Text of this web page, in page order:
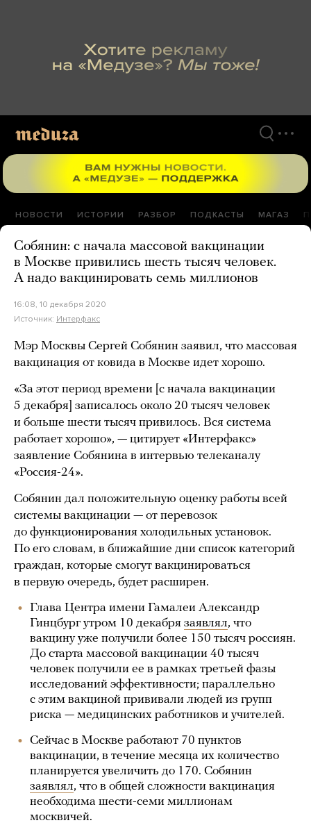
НОВОСТИ ИСТОРИИ РАЗБОР ПОДКАСТЫ МАГАЗ
Собянин: с начала массовой вакцинации
в Москве привились шесть тысяч человек.
А надо вакцинировать семь миллионов
16:08, 10 декабря 2020
Источник: Интерфакс
Мэр Москвы Сергей Собянин заявил, что массовая
вакцинация от ковида в Москве идет хорошо.
«За этот период времени [с начала вакцинации
5 декабря] записалось около 20 тысяч человек
и больше шести тысяч привилось. Вся система
работает хорошо», — цитирует «Интерфакс»
заявление Собянина в интервью телеканалу
«Россия-24».
Собянин дал положительную оценку работы всей
системы вакцинации — от перевозок
до функционирования холодильных установок.
По его словам, в ближайшие дни список категорий
граждан, которые смогут вакцинироваться
в первую очередь, будет расширен.
Глава Центра имени Гамалеи Александр
Гинцбург утром 10 декабря заявлял, что
вакцину уже получили более 150 тысяч россиян.
До старта массовой вакцинации 40 тысяч
человек получили ее в рамках третьей фазы
исследований эффективности; параллельно
с этим вакциной прививали людей из групп
риска — медицинских работников и учителей.
Сейчас в Москве работают 70 пунктов
вакцинации, в течение месяца их количество
планируется увеличить до 170. Собянин
заявлял, что в общей сложности вакцинация
необходима шести-семи миллионам
москвичей.